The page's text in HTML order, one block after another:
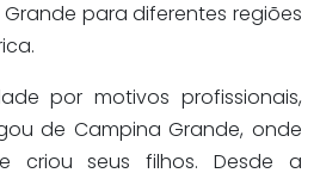
para diferentes regiões
por motivos profissionais,
de Campina Grande, onde
criou seus filhos. Desde a